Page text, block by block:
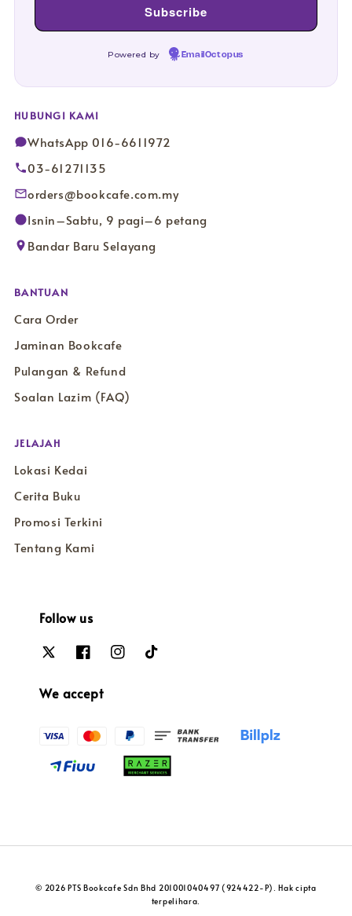
Powered by EmailOctopus
HUBUNGI KAMI
WhatsApp 016-6611972
03-61271135
orders@bookcafe.com.my
Isnin–Sabtu, 9 pagi–6 petang
Bandar Baru Selayang
BANTUAN
Cara Order
Jaminan Bookcafe
Pulangan & Refund
Soalan Lazim (FAQ)
JELAJAH
Lokasi Kedai
Cerita Buku
Promosi Terkini
Tentang Kami
Follow us
We accept
© 2026 PTS Bookcafe Sdn Bhd 201001040497 (924422-P). Hak cipta
terpelihara.